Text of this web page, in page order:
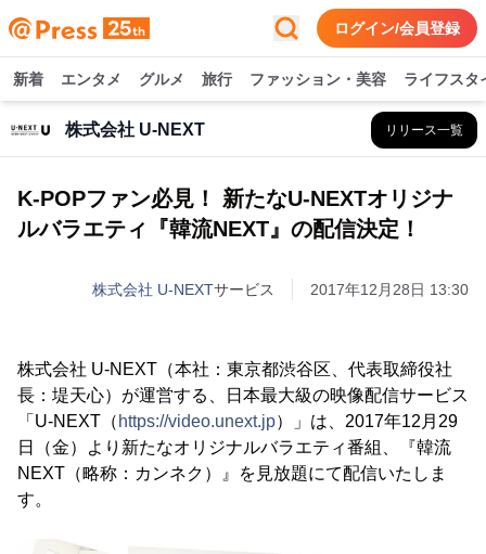
ログイン/会員登録
新着 エンタメ グルメ 旅行 ファッション・美容 ライフスタ
株式会社 U-NEXT リリース一覧
K-POPファン必見！ 新たなU-NEXTオリジナ
ルバラエティ『韓流NEXT』の配信決定！
株式会社 U-NEXTサービス 2017年12月28日 13:30
株式会社 U-NEXT（本社：東京都渋谷区、代表取締役社
長：堤天心）が運営する、日本最大級の映像配信サービス
「U-NEXT（ https://video.unext.jp）」は、2017年12月29
日（金）より新たなオリジナルバラエティ番組、『韓流
NEXT（略称：カンネク）』を見放題にて配信いたしま
す。